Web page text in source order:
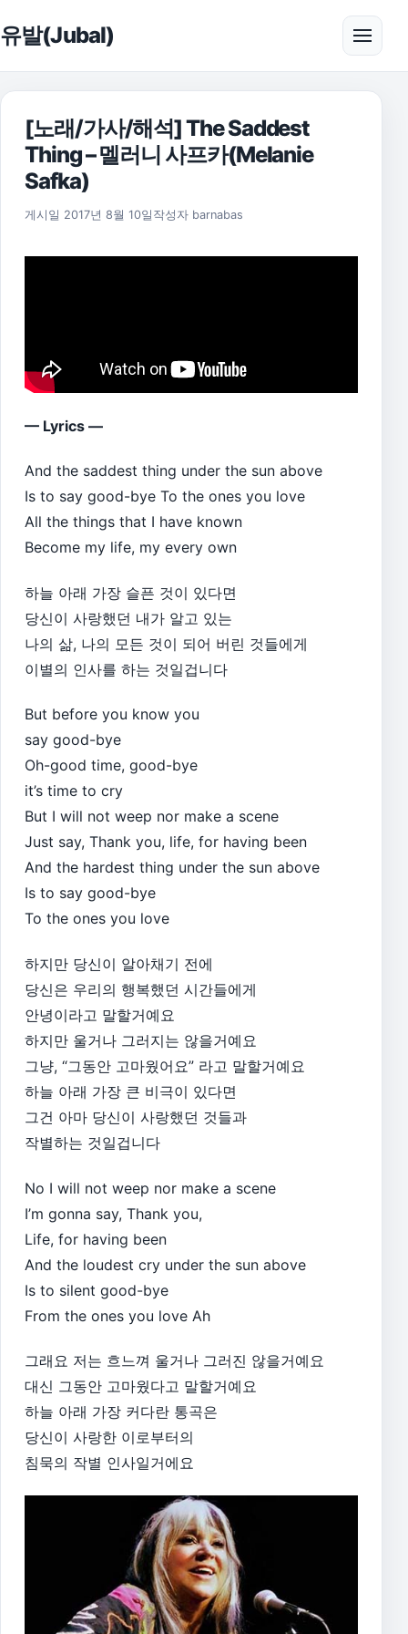
유발(Jubal) 메뉴
[노래/가사/해석] The Saddest
Thing – 멜러니 사프카(Melanie
Safka)
게시일 2017년 8월 10일 2021년 7월 15일
작성자 barnabas
— Lyrics —
And the saddest thing under the sun above
Is to say good-bye To the ones you love
All the things that I have known
Become my life, my every own
하늘 아래 가장 슬픈 것이 있다면
당신이 사랑했던 내가 알고 있는
나의 삶, 나의 모든 것이 되어 버린 것들에게
이별의 인사를 하는 것일겁니다
But before you know you
say good-bye
Oh-good time, good-bye
it’s time to cry
But I will not weep nor make a scene
Just say, Thank you, life, for having been
And the hardest thing under the sun above
Is to say good-bye
To the ones you love
하지만 당신이 알아채기 전에
당신은 우리의 행복했던 시간들에게
안녕이라고 말할거예요
하지만 울거나 그러지는 않을거예요
그냥, “그동안 고마웠어요” 라고 말할거예요
하늘 아래 가장 큰 비극이 있다면
그건 아마 당신이 사랑했던 것들과
작별하는 것일겁니다
No I will not weep nor make a scene
I’m gonna say, Thank you,
Life, for having been
And the loudest cry under the sun above
Is to silent good-bye
From the ones you love Ah
그래요 저는 흐느껴 울거나 그러진 않을거예요
대신 그동안 고마웠다고 말할거예요
하늘 아래 가장 커다란 통곡은
당신이 사랑한 이로부터의
침묵의 작별 인사일거에요